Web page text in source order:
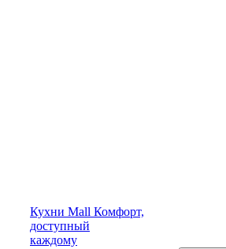
Кухни Mall Комфорт,
доступный
каждому